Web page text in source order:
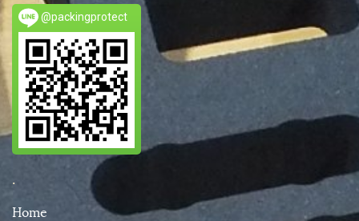
@packingprotect
.
Home